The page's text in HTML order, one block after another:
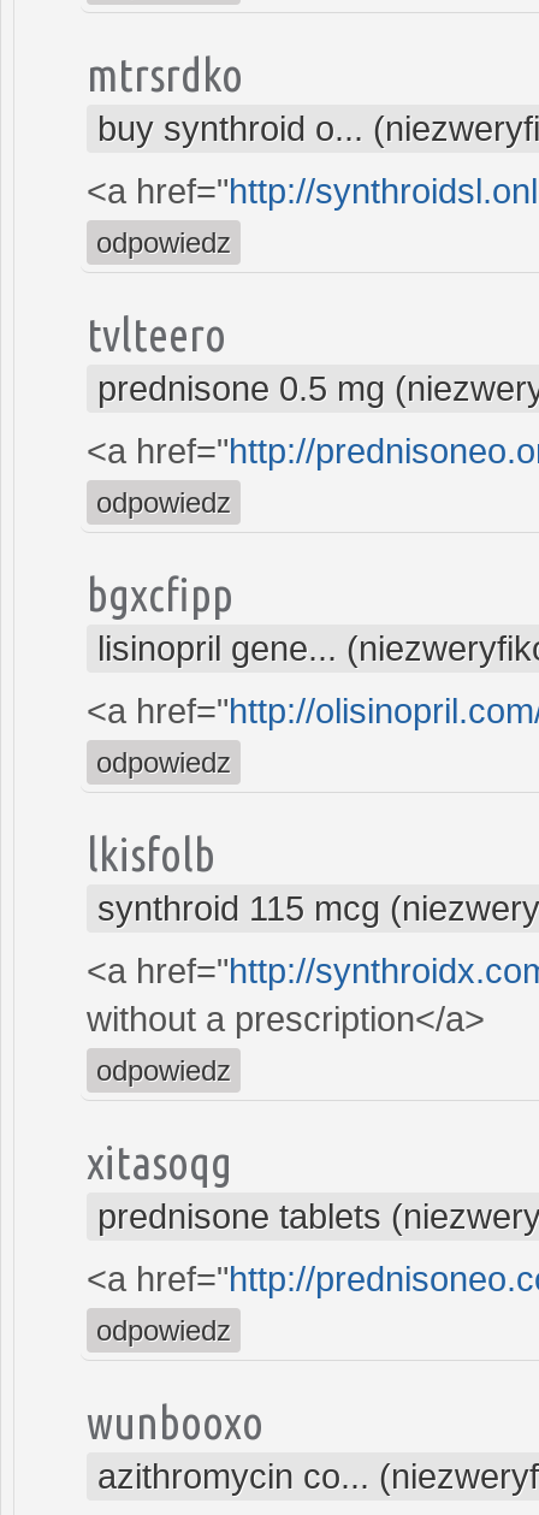
mtrsrdko
buy synthroid o...
<a href="http://
odpowiedz
tvlteero
prednisone 0.5 mg
<a href="http://
odpowiedz
bgxcfipp
lisinopril gene...
<a href="http://
odpowiedz
lkisfolb
synthroid 115 mcg
<a href="http://
without a prescription</a>
odpowiedz
xitasoqg
prednisone tablets
<a href="http://
odpowiedz
wunbooxo
azithromycin co...